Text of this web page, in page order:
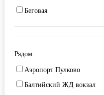
Беговая
Бухарестская
Владимирская
Волковская
Выборгская
Рядом:
Аэропорт Пулково
Балтийский ЖД вокзал